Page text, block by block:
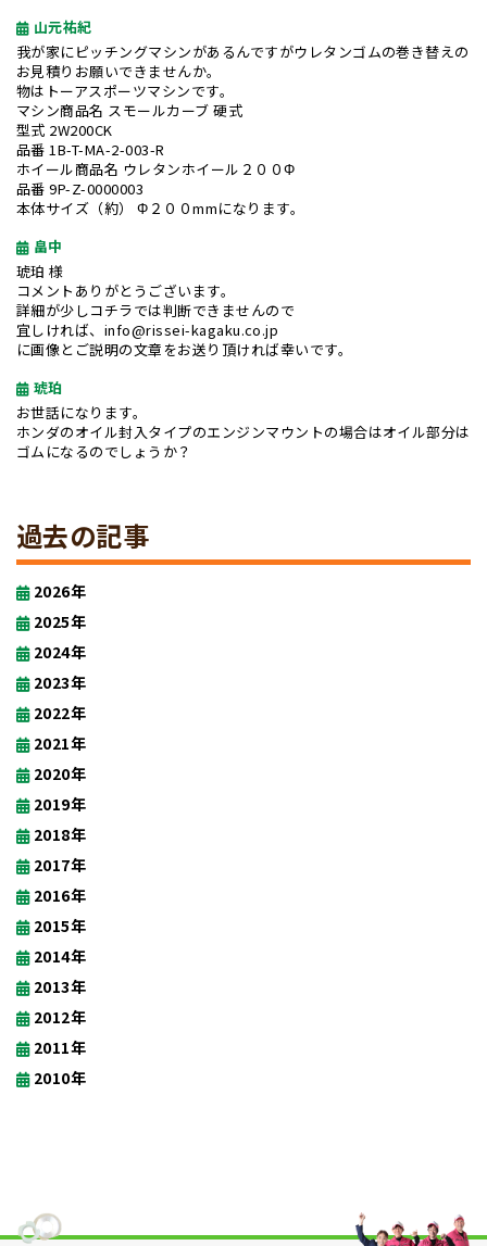
山元祐紀
我が家にピッチングマシンがあるんですがウレタンゴムの巻き替えの
お見積りお願いできませんか。
物はトーアスポーツマシンです。
マシン商品名 スモールカーブ 硬式
型式 2W200CK
品番 1B-T-MA-2-003-R
ホイール商品名 ウレタンホイール２００Φ
品番 9P-Z-0000003
本体サイズ（約） Φ２００mmになります。
畠中
琥珀 様
コメントありがとうございます。
詳細が少しコチラでは判断できませんので
宜しければ、info@rissei-kagaku.co.jp
に画像とご説明の文章をお送り頂ければ幸いです。
琥珀
お世話になります。
ホンダのオイル封入タイプのエンジンマウントの場合はオイル部分は
ゴムになるのでしょうか？
過去の記事
2026年
2025年
2024年
2023年
2022年
2021年
2020年
2019年
2018年
2017年
2016年
2015年
2014年
2013年
2012年
2011年
2010年